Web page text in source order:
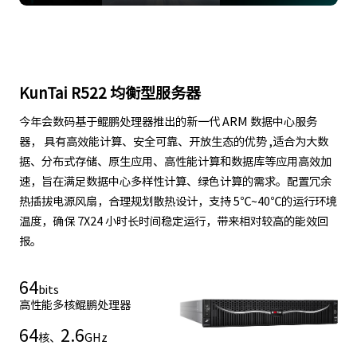
KunTai R522 均衡型服务器
今年会数码基于鲲鹏处理器推出的新一代 ARM 数据中心服务
器， 具有高效能计算、安全可靠、开放生态的优势 ,适合为大数
据、分布式存储、原生应用、高性能计算和数据库等应用高效加
速，旨在满足数据中心多样性计算、绿色计算的需求。配置冗余
热插拔电源风扇，合理规划散热设计，支持 5℃~40℃的运行环境
温度，确保 7X24 小时长时间稳定运行，带来相对较高的能效回
报。
64bits
高性能多核鲲鹏处理器
64核、 2.6GHz